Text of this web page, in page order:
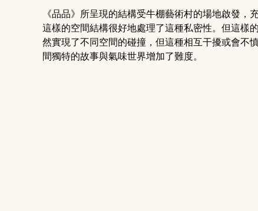
《品品》所呈現的結構受牛棚藝術村的場地啟發，
這樣的空間結構很好地處理了這種私密性。但這樣
然實現了不同空間的碰撞，但這種相互干擾或會不
間獨特的故事與氣味世界增加了難度。